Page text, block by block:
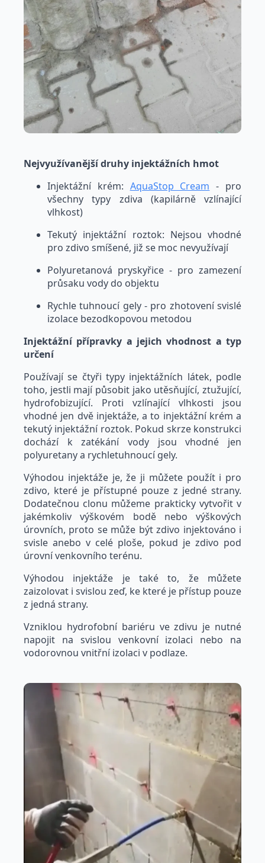
Nejvyužívanější druhy injektážních hmot
Injektážní krém: AquaStop Cream - pro
všechny typy zdiva (kapilárně vzlínající
vlhkost)
Tekutý injektážní roztok: Nejsou vhodné
pro zdivo smíšené, již se moc nevyužívají
Polyuretanová pryskyřice - pro zamezení
průsaku vody do objektu
Rychle tuhnoucí gely - pro zhotovení svislé
izolace bezodkopovou metodou
Injektážní přípravky a jejich vhodnost a typ
určení
Používají se čtyři typy injektážních látek, podle
toho, jestli mají působit jako utěsňující, ztužující,
hydrofobizující. Proti vzlínající vlhkosti jsou
vhodné jen dvě injektáže, a to injektážní krém a
tekutý injektážní roztok. Pokud skrze konstrukci
dochází k zatékání vody jsou vhodné jen
polyuretany a rychletuhnoucí gely.
Výhodou injektáže je, že ji můžete použít i pro
zdivo, které je přístupné pouze z jedné strany.
Dodatečnou clonu můžeme prakticky vytvořit v
jakémkoliv výškovém bodě nebo výškových
úrovních, proto se může být zdivo injektováno i
svisle anebo v celé ploše, pokud je zdivo pod
úrovní venkovního terénu.
Výhodou injektáže je také to, že můžete
zaizolovat i svislou zeď, ke které je přístup pouze
z jedná strany.
Vzniklou hydrofobní bariéru ve zdivu je nutné
napojit na svislou venkovní izolaci nebo na
vodorovnou vnitřní izolaci v podlaze.